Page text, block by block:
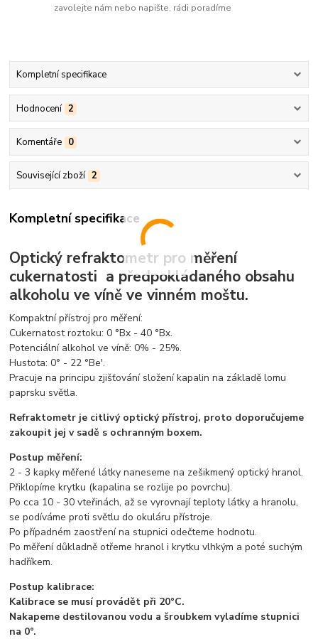
zavolejte nám nebo napište, rádi poradíme
Kompletní specifikace
Hodnocení 2
Komentáře 0
Související zboží 2
Kompletní specifikace
Optický refraktometr pro měření
cukernatosti a předpokládaného obsahu
alkoholu ve víně ve vinném moštu.
Kompaktní přístroj pro měření:
Cukernatost roztoku: 0 °Bx - 40 °Bx.
Potenciální alkohol ve víně: 0% - 25%.
Hustota: 0° - 22 °Be'.
Pracuje na principu zjišťování složení kapalin na základě lomu
paprsku světla.
Refraktometr je citlivý optický přístroj, proto doporučujeme
zakoupit jej v sadě s ochranným boxem.
Postup měření:
2 - 3 kapky měřené látky naneseme na zešikmený optický hranol.
Přiklopíme krytku (kapalina se rozlije po povrchu).
Po cca 10 - 30 vteřinách, až se vyrovnají teploty látky a hranolu,
se podíváme proti světlu do okuláru přístroje.
Po případném zaostření na stupnici odečteme hodnotu.
Po měření důkladně otřeme hranol i krytku vlhkým a poté suchým
hadříkem.
Postup kalibrace:
Kalibrace se musí provádět při 20°C.
Nakapeme destilovanou vodu a šroubkem vyladíme stupnici
na 0°.